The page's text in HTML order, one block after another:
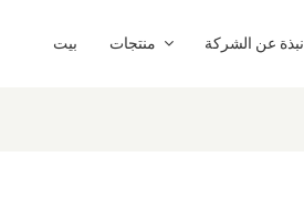
بيت نبذة عن الشركة